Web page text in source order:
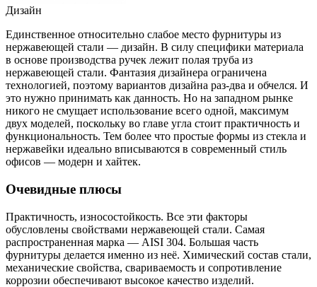
Дизайн
Единственное относительно слабое место фурнитуры из
нержавеющей стали — дизайн. В силу специфики материала
в основе производства ручек лежит полая труба из
нержавеющей стали. Фантазия дизайнера ограничена
технологией, поэтому вариантов дизайна раз-два и обчелся. И
это нужно принимать как данность. Но на западном рынке
никого не смущает использование всего одной, максимум
двух моделей, поскольку во главе угла стоит практичность и
функциональность. Тем более что простые формы из стекла и
нержавейки идеально вписываются в современный стиль
офисов — модерн и хайтек.
Очевидные плюсы
Практичность, износостойкость. Все эти факторы
обусловлены свойствами нержавеющей стали. Самая
распространенная марка — AISI 304. Большая часть
фурнитуры делается именно из неё. Химический состав стали,
механические свойства, свариваемость и сопротивление
коррозии обеспечивают высокое качество изделий.